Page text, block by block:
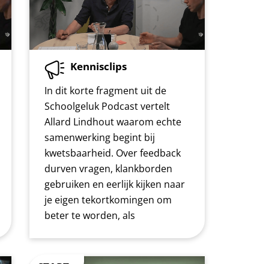
Kennisclips
In dit korte fragment uit de
Schoolgeluk Podcast vertelt
Allard Lindhout waarom echte
samenwerking begint bij
kwetsbaarheid. Over feedback
durven vragen, klankborden
gebruiken en eerlijk kijken naar
je eigen tekortkomingen om
beter te worden, als